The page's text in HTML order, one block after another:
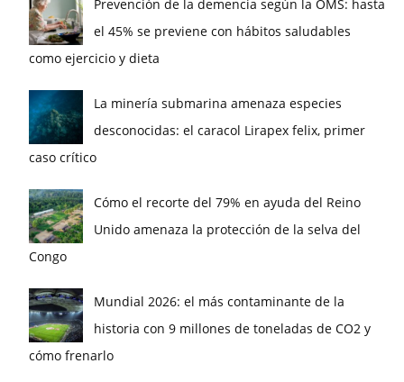
Prevención de la demencia según la OMS: hasta
el 45% se previene con hábitos saludables
como ejercicio y dieta
La minería submarina amenaza especies
desconocidas: el caracol Lirapex felix, primer
caso crítico
Cómo el recorte del 79% en ayuda del Reino
Unido amenaza la protección de la selva del
Congo
Mundial 2026: el más contaminante de la
historia con 9 millones de toneladas de CO2 y
cómo frenarlo